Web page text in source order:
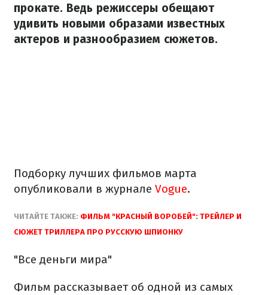
прокате. Ведь режиссеры обещают
удивить новыми образами известных
актеров и разнообразием сюжетов.
Подборку лучших фильмов марта
опубликовали в журнале Vogue.
ЧИТАЙТЕ ТАКЖЕ: ФИЛЬМ "КРАСНЫЙ ВОРОБЕЙ": ТРЕЙЛЕР И
СЮЖЕТ ТРИЛЛЕРА ПРО РУССКУЮ ШПИОНКУ
"Все деньги мира"
Фильм рассказывает об одной из самых